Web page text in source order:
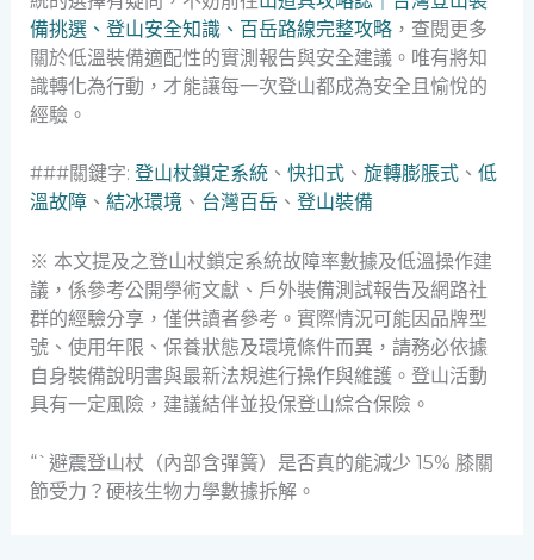
備挑選、登山安全知識、百岳路線完整攻略，查閱更多
關於低溫裝備適配性的實測報告與安全建議。唯有將知
識轉化為行動，才能讓每一次登山都成為安全且愉悅的
經驗。
###關鍵字: 登山杖鎖定系統、 快扣式、 旋轉膨脹式、 低
溫故障、 結冰環境、 台灣百岳、 登山裝備
※ 本文提及之登山杖鎖定系統故障率數據及低溫操作建
議，係參考公開學術文獻、戶外裝備測試報告及網路社
群的經驗分享，僅供讀者參考。實際情況可能因品牌型
號、使用年限、保養狀態及環境條件而異，請務必依據
自身裝備說明書與最新法規進行操作與維護。登山活動
具有一定風險，建議結伴並投保登山綜合保險。
“`避震登山杖（內部含彈簧）是否真的能減少 15% 膝關
節受力？硬核生物力學數據拆解。